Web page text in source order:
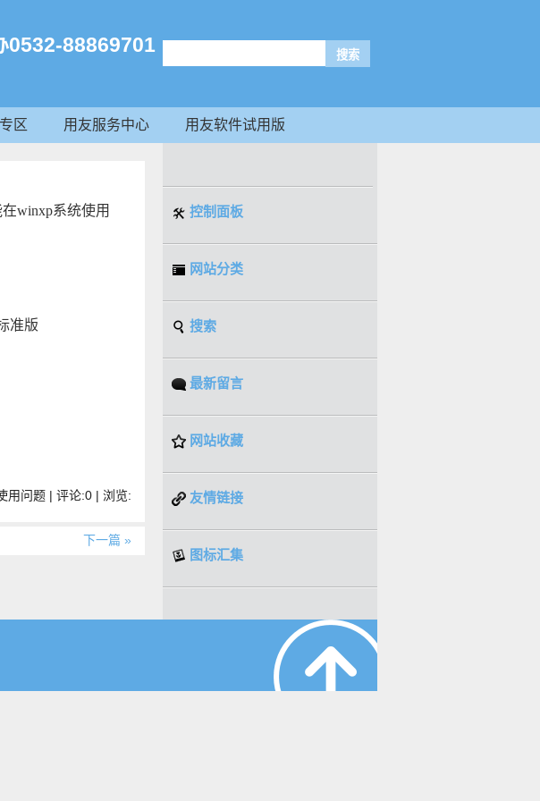
0532-88869701
区 用友服务中心 用友软件试用版
winxp系统使用
准版
用问题 | 评论:0 | 浏览:
下一篇 »
控制面板
网站分类
搜索
最新留言
网站收藏
友情链接
图标汇集